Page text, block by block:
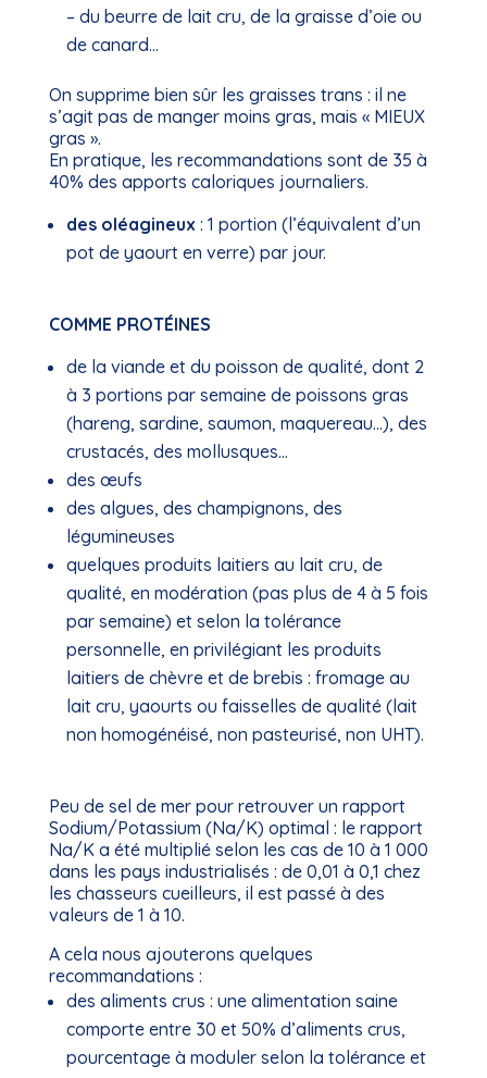
– du beurre de lait cru, de la graisse d’oie ou
de canard…
On supprime bien sûr les graisses trans : il ne
s’agit pas de manger moins gras, mais « MIEUX
gras ».
En pratique, les recommandations sont de 35 à
40% des apports caloriques journaliers.
des oléagineux : 1 portion (l’équivalent d’un
pot de yaourt en verre) par jour.
COMME PROTÉINES
de la viande et du poisson de qualité, dont 2
à 3 portions par semaine de poissons gras
(hareng, sardine, saumon, maquereau…), des
crustacés, des mollusques…
des œufs
des algues, des champignons, des
légumineuses
quelques produits laitiers au lait cru, de
qualité, en modération (pas plus de 4 à 5 fois
par semaine) et selon la tolérance
personnelle, en privilégiant les produits
laitiers de chèvre et de brebis : fromage au
lait cru, yaourts ou faisselles de qualité (lait
non homogénéisé, non pasteurisé, non UHT).
Peu de sel de mer pour retrouver un rapport
Sodium/Potassium (Na/K) optimal : le rapport
Na/K a été multiplié selon les cas de 10 à 1 000
dans les pays industrialisés : de 0,01 à 0,1 chez
les chasseurs cueilleurs, il est passé à des
valeurs de 1 à 10.
A cela nous ajouterons quelques
recommandations :
des aliments crus : une alimentation saine
comporte entre 30 et 50% d’aliments crus,
pourcentage à moduler selon la tolérance et